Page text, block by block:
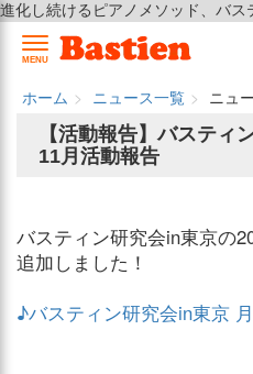
進化し続けるピアノメソッド、バス
MENU
ホーム ニュース一覧
ニュ
【活動報告】バスティ
11月活動報告
バスティン研究会in東京の
追加しました！
♪バスティン研究会in東京